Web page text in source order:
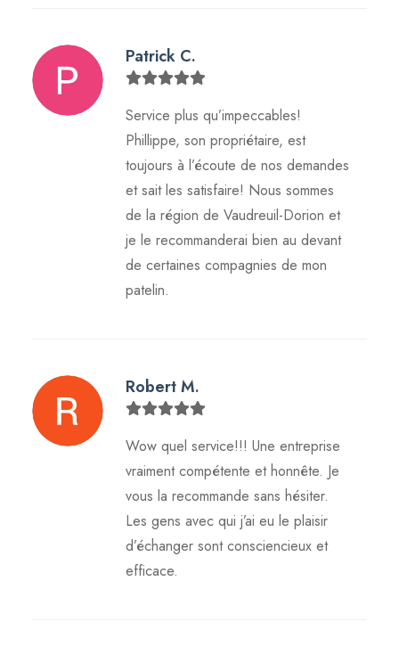
Patrick C.
Service plus qu’impeccables!
Phillippe, son propriétaire, est
toujours à l’écoute de nos demandes
et sait les satisfaire! Nous sommes
de la région de Vaudreuil-Dorion et
je le recommanderai bien au devant
de certaines compagnies de mon
patelin.
Robert M.
Wow quel service!!! Une entreprise
vraiment compétente et honnête. Je
vous la recommande sans hésiter.
Les gens avec qui j’ai eu le plaisir
d’échanger sont consciencieux et
efficace.